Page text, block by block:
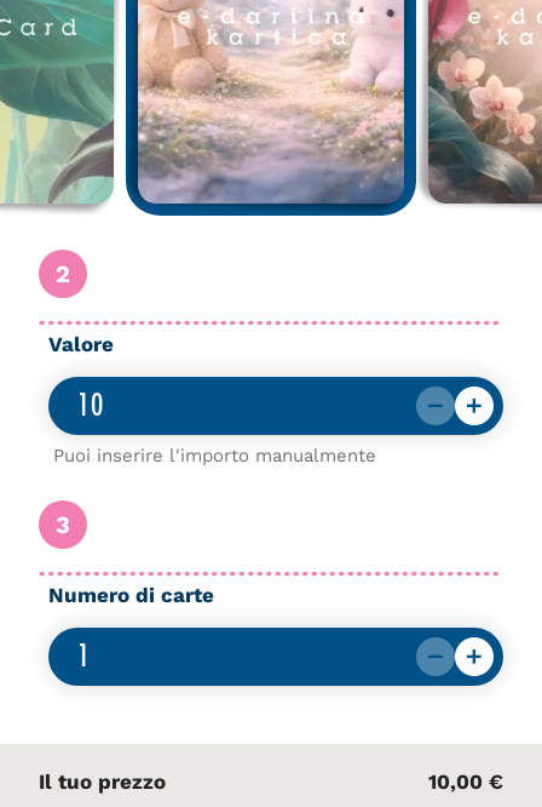
2
Valore
Puoi inserire l'importo manualmente
3
Numero di carte
Il tuo prezzo 10,00 €